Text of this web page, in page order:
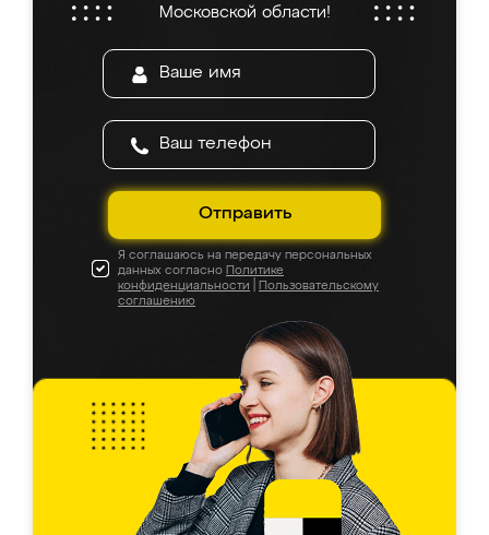
Московской области!
Отправить
Я соглашаюсь на передачу персональных
данных согласно Политике
конфиденциальности
Пользовательскому
соглашению